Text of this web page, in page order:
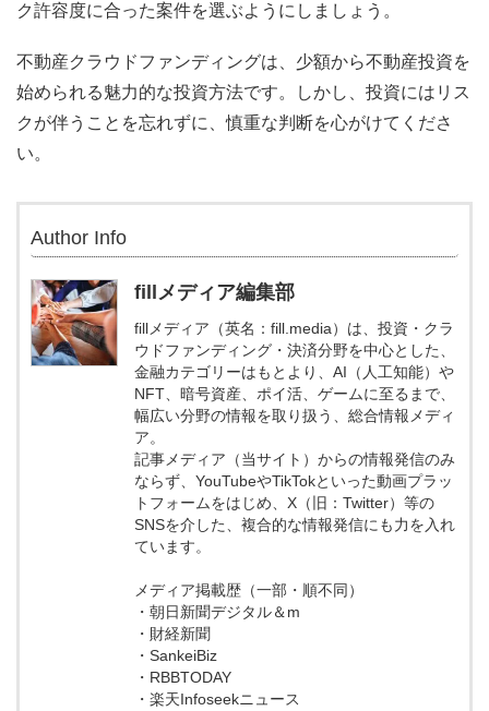
ク許容度に合った案件を選ぶようにしましょう。
不動産クラウドファンディングは、少額から不動産投資を
始められる魅力的な投資方法です。しかし、投資にはリス
クが伴うことを忘れずに、慎重な判断を心がけてくださ
い。
Author Info
fillメディア編集部
fillメディア（英名：fill.media）は、投資・クラ
ウドファンディング・決済分野を中心とした、
金融カテゴリーはもとより、AI（人工知能）や
NFT、暗号資産、ポイ活、ゲームに至るまで、
幅広い分野の情報を取り扱う、総合情報メディ
ア。
記事メディア（当サイト）からの情報発信のみ
ならず、YouTubeやTikTokといった動画プラッ
トフォームをはじめ、X（旧：Twitter）等の
SNSを介した、複合的な情報発信にも力を入れ
ています。
メディア掲載歴（一部・順不同）
・朝日新聞デジタル＆m
・財経新聞
・SankeiBiz
・RBBTODAY
・楽天Infoseekニュース